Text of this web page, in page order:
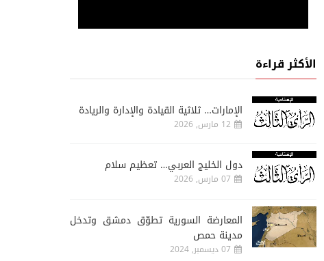
الأكثر قراءة
الإمارات… ثلاثية القيادة والإدارة والريادة
12 مارس, 2026
دول الخليج العربي… تعظيم سلام
07 مارس, 2026
المعارضة السورية تطوّق دمشق وتدخل
مدينة حمص
07 ديسمبر, 2024